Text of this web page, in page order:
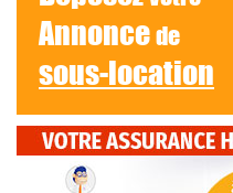
Annoncede
sous-location